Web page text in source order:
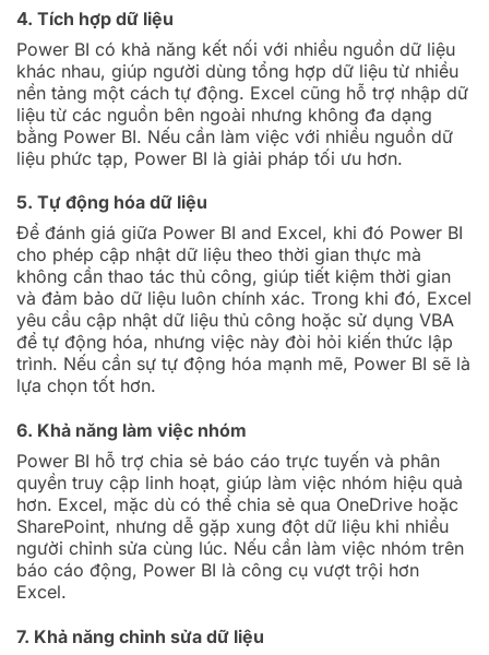
4. Tích hợp dữ liệu
Power BI có khả năng kết nối với nhiều nguồn dữ liệu
khác nhau, giúp người dùng tổng hợp dữ liệu từ nhiều
nền tảng một cách tự động. Excel cũng hỗ trợ nhập dữ
liệu từ các nguồn bên ngoài nhưng không đa dạng
bằng Power BI. Nếu cần làm việc với nhiều nguồn dữ
liệu phức tạp, Power BI là giải pháp tối ưu hơn.
5. Tự động hóa dữ liệu
Để đánh giá giữa Power BI and Excel, khi đó Power BI
cho phép cập nhật dữ liệu theo thời gian thực mà
không cần thao tác thủ công, giúp tiết kiệm thời gian
và đảm bảo dữ liệu luôn chính xác. Trong khi đó, Excel
yêu cầu cập nhật dữ liệu thủ công hoặc sử dụng VBA
để tự động hóa, nhưng việc này đòi hỏi kiến thức lập
trình. Nếu cần sự tự động hóa mạnh mẽ, Power BI sẽ là
lựa chọn tốt hơn.
6. Khả năng làm việc nhóm
Power BI hỗ trợ chia sẻ báo cáo trực tuyến và phân
quyền truy cập linh hoạt, giúp làm việc nhóm hiệu quả
hơn. Excel, mặc dù có thể chia sẻ qua OneDrive hoặc
SharePoint, nhưng dễ gặp xung đột dữ liệu khi nhiều
người chỉnh sửa cùng lúc. Nếu cần làm việc nhóm trên
báo cáo động, Power BI là công cụ vượt trội hơn
Excel.
7. Khả năng chỉnh sửa dữ liệu